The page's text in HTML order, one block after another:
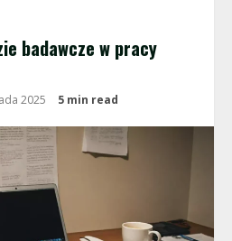
badawcze w pracy
2025 5 min read